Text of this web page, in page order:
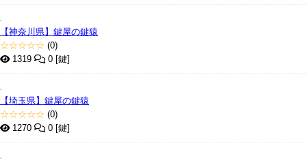
【神奈川県】鍵屋の鍵猿
☆☆☆☆☆ (0)
1319
0 [鍵]
【埼玉県】鍵屋の鍵猿
☆☆☆☆☆ (0)
1270
0 [鍵]